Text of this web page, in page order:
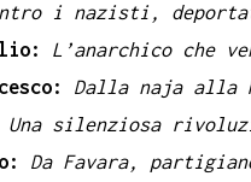
i nazisti,
L’anarchico che
Dalla naja alla
Una silenziosa
Da Favara,